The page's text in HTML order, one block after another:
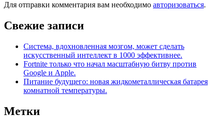
Для отправки комментария вам необходимо авторизоваться.
Свежие записи
Система, вдохновленная мозгом, может сделать
искусственный интеллект в 1000 эффективнее.
Fortnite только что начал масштабную битву против
Google и Apple.
Питание будущего: новая жидкометаллическая батарея
комнатной температуры.
Метки